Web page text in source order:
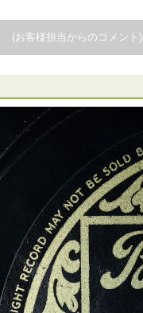
(お客様担当からのコメント)